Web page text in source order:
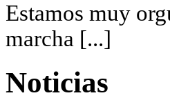
Estamos muy
marcha [...]
Noticias